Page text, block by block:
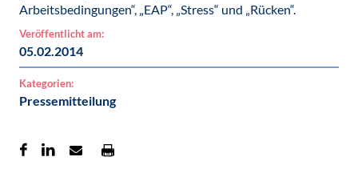
Arbeitsbedingungen“, „EAP“, „Stress“ und „Rücken“.
Veröffentlicht am:
05.02.2014
Kategorien:
Pressemitteilung